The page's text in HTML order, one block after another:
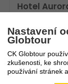
Hotel
Chorvatsko
Nastavení
Globtour
CK Globtour
zkušenosti, ke
používání stránek